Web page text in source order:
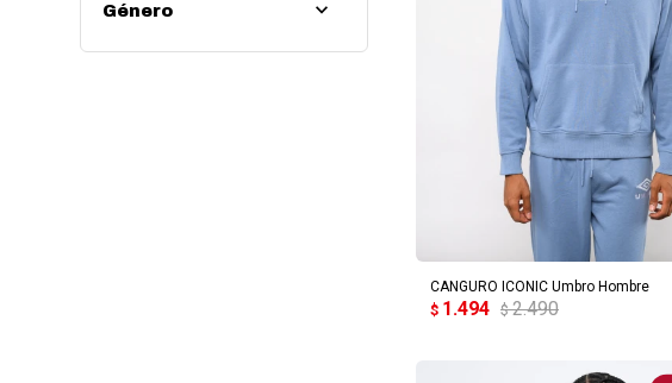
CANGURO ICONIC Umbro Hombre
$ 1.494 $ 2.490
AGREGAR AL CARRITO
Género